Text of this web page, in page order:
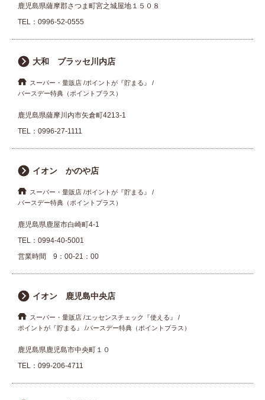
鹿児島県薩摩郡さつま町宮之城屋地１５０８
TEL： 0996-52-0555
大和 プラッセ川内店
スーパー・量販店 ポイントが『貯まる』
バースデー特典（ポイントプラス）
鹿児島県薩摩川内市矢倉町4213-1
TEL： 0996-27-1111
イオン かのや店
スーパー・量販店 ポイントが『貯まる』
バースデー特典（ポイントプラス）
鹿児島県鹿屋市白崎町4-1
TEL： 0994-40-5001
営業時間 9：00-21：00
イオン 鹿児島中央店
スーパー・量販店 エッセンスチェック『使える』
ポイントが『貯まる』
バースデー特典（ポイントプラス）
鹿児島県鹿児島市中央町１０
TEL： 099-206-4711